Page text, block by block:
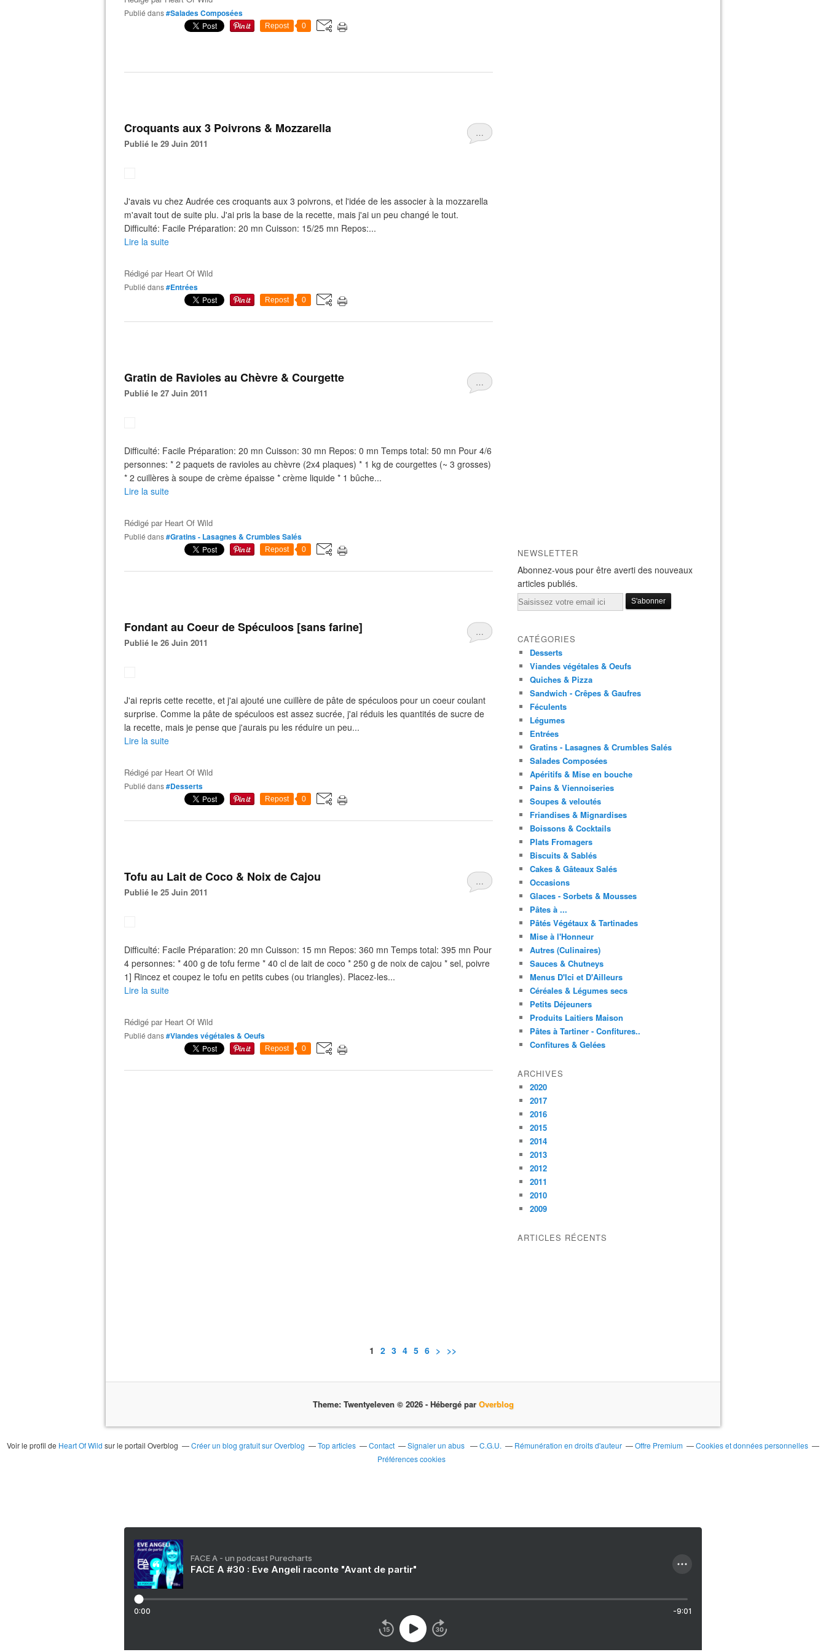
Publié dans#Salades Composées
Repost 0
…
Croquants aux 3 Poivrons & Mozzarella
Publié le 29 Juin 2011
J'avais vu chez Audrée ces croquants aux 3 poivrons, et l'idée de les associer à la mozzarella
m'avait tout de suite plu. J'ai pris la base de la recette, mais j'ai un peu changé le tout.
Difficulté: Facile Préparation: 20 mn Cuisson: 15/25 mn Repos:...
Lire la suite
Rédigé par Heart Of Wild
Publié dans#Entrées
Repost 0
…
Gratin de Ravioles au Chèvre & Courgette
Publié le 27 Juin 2011
Difficulté: Facile Préparation: 20 mn Cuisson: 30 mn Repos: 0 mn Temps total: 50 mn Pour 4/6
personnes: * 2 paquets de ravioles au chèvre (2x4 plaques) * 1 kg de courgettes (~ 3 grosses)
* 2 cuillères à soupe de crème épaisse * crème liquide * 1 bûche...
Lire la suite
Rédigé par Heart Of Wild
Publié dans#Gratins - Lasagnes & Crumbles Salés
Repost 0
…
Fondant au Coeur de Spéculoos [sans farine]
Publié le 26 Juin 2011
J'ai repris cette recette, et j'ai ajouté une cuillère de pâte de spéculoos pour un coeur coulant
surprise. Comme la pâte de spéculoos est assez sucrée, j'ai réduis les quantités de sucre de
la recette, mais je pense que j'aurais pu les réduire un peu...
Lire la suite
Rédigé par Heart Of Wild
Publié dans#Desserts
Repost 0
…
Tofu au Lait de Coco & Noix de Cajou
Publié le 25 Juin 2011
Difficulté: Facile Préparation: 20 mn Cuisson: 15 mn Repos: 360 mn Temps total: 395 mn Pour
4 personnes: * 400 g de tofu ferme * 40 cl de lait de coco * 250 g de noix de cajou * sel, poivre
1] Rincez et coupez le tofu en petits cubes (ou triangles). Placez-les...
Lire la suite
Rédigé par Heart Of Wild
Publié dans#Viandes végétales & Oeufs
Repost 0
NEWSLETTER
Abonnez-vous pour être averti des nouveaux
articles publiés.
Email
CATÉGORIES
Desserts
Viandes végétales & Oeufs
Quiches & Pizza
Sandwich - Crêpes & Gaufres
Féculents
Légumes
Entrées
Gratins - Lasagnes & Crumbles Salés
Salades Composées
Apéritifs & Mise en bouche
Pains & Viennoiseries
Soupes & veloutés
Friandises & Mignardises
Boissons & Cocktails
Plats Fromagers
Biscuits & Sablés
Cakes & Gâteaux Salés
Occasions
Glaces - Sorbets & Mousses
Pâtes à ...
Pâtés Végétaux & Tartinades
Mise à l'Honneur
Autres (Culinaires)
Sauces & Chutneys
Menus D'Ici et D'Ailleurs
Céréales & Légumes secs
Petits Déjeuners
Produits Laitiers Maison
Pâtes à Tartiner - Confitures..
Confitures & Gelées
ARCHIVES
2020
2017
2016
2015
2014
2013
2012
2011
2010
2009
ARTICLES RÉCENTS
1 2 3 4 5 6 > >>
Theme: Twentyeleven © 2026 - Hébergé par Overblog
Voir le profil de Heart Of Wild sur le portail Overblog Créer un blog gratuit sur Overblog Top articles Contact Signaler un abus C.G.U. Rémunération en droits d'auteur Offre Premium
Cookies et données personnelles
Préférences cookies
FACE A - un podcast Purecharts
FACE A #30 : Eve Angeli raconte "Avant de partir"
0:00 -9:01